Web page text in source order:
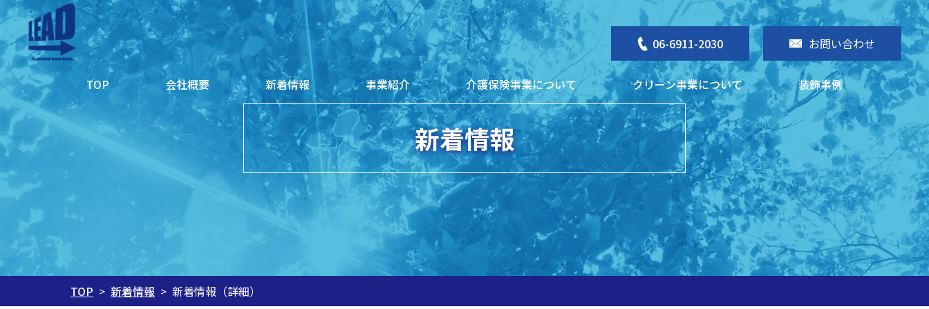
TOP 会社概要 新着情報 事業紹介 介護保険事業について クリーン事業について 装飾事例
06-6911-2030 お問い合わせ
新着情報
TOP > 新着情報 > 新着情報（詳細）